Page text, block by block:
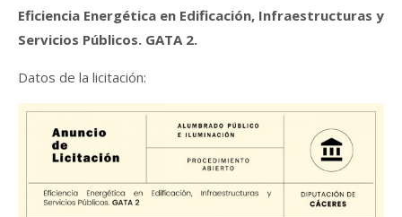
Eficiencia Energética en Edificación, Infraestructuras y
Servicios Públicos. GATA 2.
Datos de la licitación: